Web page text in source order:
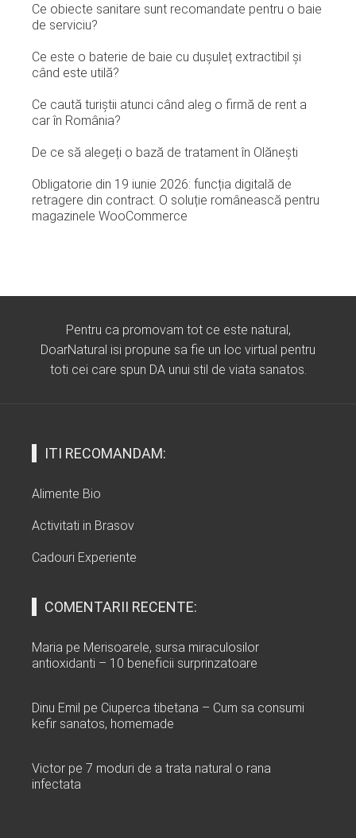
Ce obiecte sanitare sunt recomandate pentru o baie
de serviciu?
Ce este o baterie de baie cu dușuleț extractibil și
când este utilă?
Ce caută turiștii atunci când aleg o firmă de rent a
car în România?
De ce să alegeți o bază de tratament în Olănești
Obligatorie din 19 iunie 2026: funcția digitală de
retragere din contract. O soluție românească pentru
magazinele WooCommerce
Pentru ca promovam tot ce este natural,
DoarNatural isi propune sa fie un loc virtual pentru
toti cei care spun DA unui stil de viata sanatos.
ITI RECOMANDAM:
Alimente Bio
Activitati in Brasov
Cadouri Experiente
COMENTARII RECENTE:
Maria pe Merisoarele, sursa miraculosilor
antioxidanti – 10 beneficii surprinzatoare
Dinu Emil pe Ciuperca tibetana – Cum sa consumi
kefir sanatos, homemade
Victor pe 7 moduri de a trata natural o rana
infectata